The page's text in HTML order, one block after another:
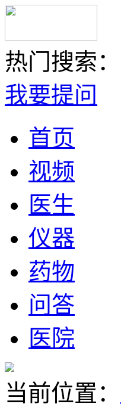
热门搜索：
我要提问
首页
视频
医生
仪器
药物
问答
医院
当前位置：